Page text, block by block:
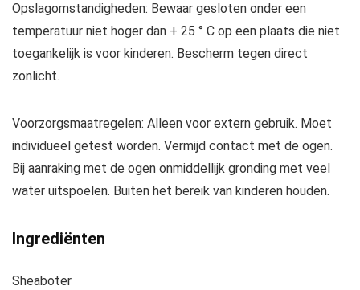
Opslagomstandigheden: Bewaar gesloten onder een
temperatuur niet hoger dan + 25 ° C op een plaats die niet
toegankelijk is voor kinderen. Bescherm tegen direct
zonlicht.
Voorzorgsmaatregelen: Alleen voor extern gebruik. Moet
individueel getest worden. Vermijd contact met de ogen.
Bij aanraking met de ogen onmiddellijk gronding met veel
water uitspoelen. Buiten het bereik van kinderen houden.
Ingrediënten
Sheaboter